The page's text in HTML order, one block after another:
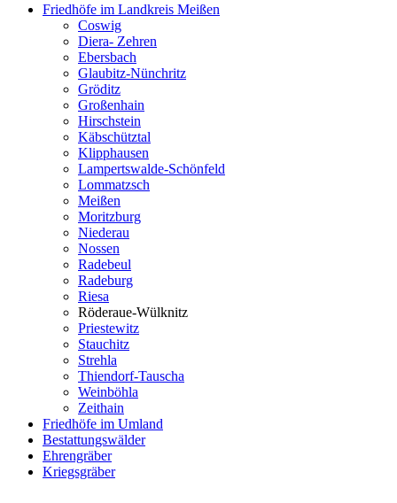
Friedhöfe im Landkreis Meißen
Coswig
Diera- Zehren
Ebersbach
Glaubitz-Nünchritz
Gröditz
Großenhain
Hirschstein
Käbschütztal
Klipphausen
Lampertswalde-Schönfeld
Lommatzsch
Meißen
Moritzburg
Niederau
Nossen
Radebeul
Radeburg
Riesa
Röderaue-Wülknitz
Priestewitz
Stauchitz
Strehla
Thiendorf-Tauscha
Weinböhla
Zeithain
Friedhöfe im Umland
Bestattungswälder
Ehrengräber
Kriegsgräber